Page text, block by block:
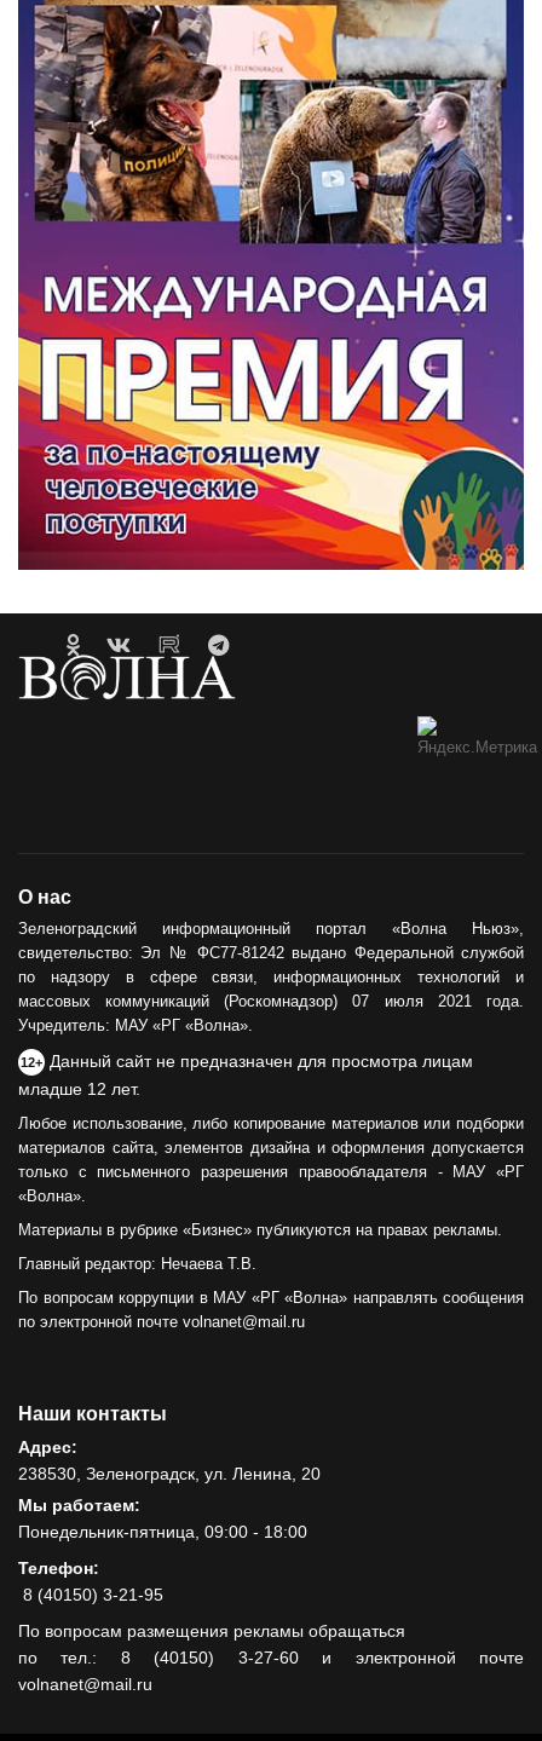
О нас
Зеленоградский информационный портал «Волна Ньюз»,
свидетельство: Эл № ФС77-81242 выдано Федеральной службой
по надзору в сфере связи, информационных технологий и
массовых коммуникаций (Роскомнадзор) 07 июля 2021 года.
Учредитель: МАУ «РГ «Волна».
12+ Данный сайт не предназначен для просмотра лицам
младше 12 лет.
Любое использование, либо копирование материалов или подборки
материалов сайта, элементов дизайна и оформления допускается
только с письменного разрешения правообладателя - МАУ «РГ
«Волна».
Материалы в рубрике «Бизнес» публикуются на правах рекламы.
Главный редактор: Нечаева Т.В.
По вопросам коррупции в МАУ «РГ «Волна» направлять сообщения
по электронной почте volnanet@mail.ru
Наши контакты
Адрес:
238530, Зеленоградск, ул. Ленина, 20
Мы работаем:
Понедельник-пятница, 09:00 - 18:00
Телефон:
8 (40150) 3-21-95
По вопросам размещения рекламы обращаться
по тел.: 8 (40150) 3-27-60 и электронной почте
volnanet@mail.ru